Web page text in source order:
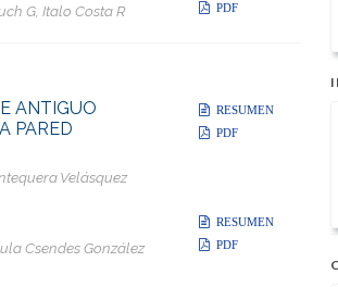
G, Italo Costa R
PDF
ANTIGUO
PARED
Velásquez
RESUMEN
PDF
Csendes González
RESUMEN
PDF